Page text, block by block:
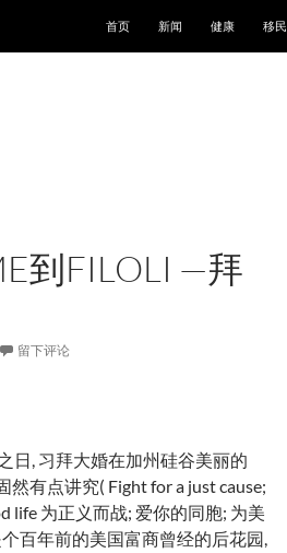
首页
新闻 健康 移民
到FILOLI —拜
留下评论
日, 习拜大婚在加州硅谷美丽的
然有点讲究( Fight for a just cause;
life 为正义而战; 爱你的同胞; 为美
百年前的美国富商曾经的后花园,